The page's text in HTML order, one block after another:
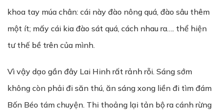
khoa tay múa chân: cái này đào nông quá, đào sâu thêm
một ít; mấy cái kia đào sát quá, cách nhau ra…. thể hiện
tư thế bề trên của mình.
Vì vậy dạo gần đây Lai Hinh rất rảnh rỗi. Sáng sớm
không còn phải đi săn thú, ăn sáng xong liền đi tìm đám
Bốn Béo tám chuyện. Thi thoảng lại tản bộ ra cánh rừng